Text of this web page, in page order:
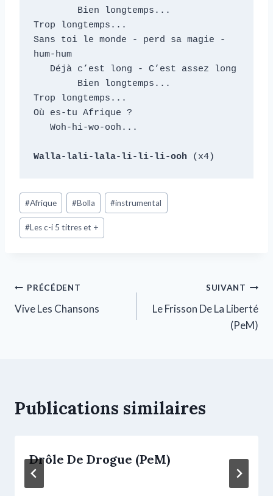
Trop longtemps...
Sans toi le monde - perd sa magie -
hum-hum
Trop longtemps...
Où es-tu Afrique ?
Walla-lali-lala-li-li-li-ooh (x4)
#Afrique #Bolla #instrumental
#Les c-i 5 titres et +
PRÉCÉDENT
Vive Les Chansons
SUIVANT
Le Frisson De La Liberté
(PeM)
Publications similaires
Drôle De Drogue (PeM)